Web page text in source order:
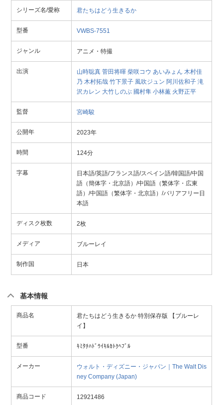
シリーズ名/愛称 君たちはどう生きるか
型番 VWBS-7551
ジャンル アニメ・特撮
出演 山時聡真 菅田将暉 柴咲コウ あいみょん 木村佳
乃 木村拓哉 竹下景子 風吹ジュン 阿川佐和子 滝
沢カレン 大竹しのぶ 國村隼 小林薫 火野正平
監督 宮崎駿
公開年 2023年
時間 124分
字幕
日本語/英語/フランス語/スペイン語/韓国語/中国
語（簡体字・北京語）/中国語（繁体字・広東
語）/中国語（繁体字・北京語）/バリアフリー日
本語
ディスク枚数 2枚
メディア ブルーレイ
制作国 日本
基本情報
商品名
君たちはどう生きるか 特別保存版 【ブルーレ
イ】
型番 ｷﾐﾀﾁﾊﾄﾞｳｲｷﾙｶﾄｸﾍﾌﾞﾙ
メーカー
ウォルト・ディズニー・ジャパン｜The Walt Dis
ney Company (Japan)
商品コード 12921486